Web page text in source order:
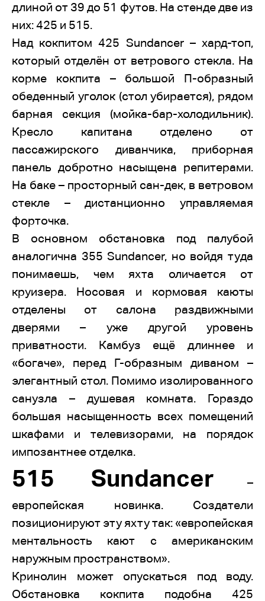
длиной от 39 до 51 футов. На стенде две из
них: 425 и 515.
Над кокпитом 425 Sundancer – хард-топ,
который отделён от ветрового стекла. На
корме кокпита – большой П-образный
обеденный уголок (стол убирается), рядом
барная секция (мойка-бар-холодильник).
Кресло капитана отделено от
пассажирского диванчика, приборная
панель добротно насыщена репитерами.
На баке – просторный сан-дек, в ветровом
стекле – дистанционно управляемая
форточка.
В основном обстановка под палубой
аналогична 355 Sundancer, но войдя туда
понимаешь, чем яхта оличается от
круизера. Носовая и кормовая каюты
отделены от салона раздвижными
дверями – уже другой уровень
приватности. Камбуз ещё длиннее и
«богаче», перед Г-образным диваном –
элегантный стол. Помимо изолированного
санузла – душевая комната. Гораздо
большая насыщенность всех помещений
шкафами и телевизорами, на порядок
импозантнее отделка.
515 Sundancer –
европейская новинка. Создатели
позиционируют эту яхту так: «европейская
ментальность кают с американским
наружным пространством».
Кринолин может опускаться под воду.
Обстановка кокпита подобна 425